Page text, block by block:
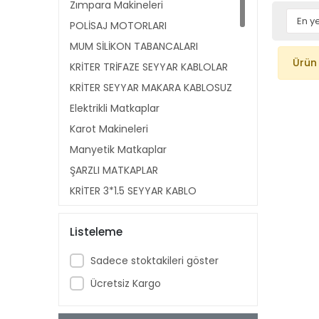
Zımpara Makineleri
POLİSAJ MOTORLARI
MUM SİLİKON TABANCALARI
KRİTER TRİFAZE SEYYAR KABLOLAR
KRİTER SEYYAR MAKARA KABLOSUZ
Elektrikli Matkaplar
Karot Makineleri
Manyetik Matkaplar
ŞARZLI MATKAPLAR
KRİTER 3*1,5 SEYYAR KABLO
PPRC KAYNAK MAKİNA AKSAM
Boru Bükme Makineleri
Tezgah Tipi Pafta Makineleri
Listeleme
Sadece stoktakileri göster
Ücretsiz Kargo